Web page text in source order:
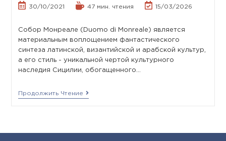
30/10/2021 47 мин. чтения 15/03/2026
Собор Монреале (Duomo di Monreale) является
материальным воплощением фантастического
синтеза латинской, византийской и арабской культур,
а его стиль - уникальной чертой культурного
наследия Сицилии, обогащенного…
Продолжить Чтение